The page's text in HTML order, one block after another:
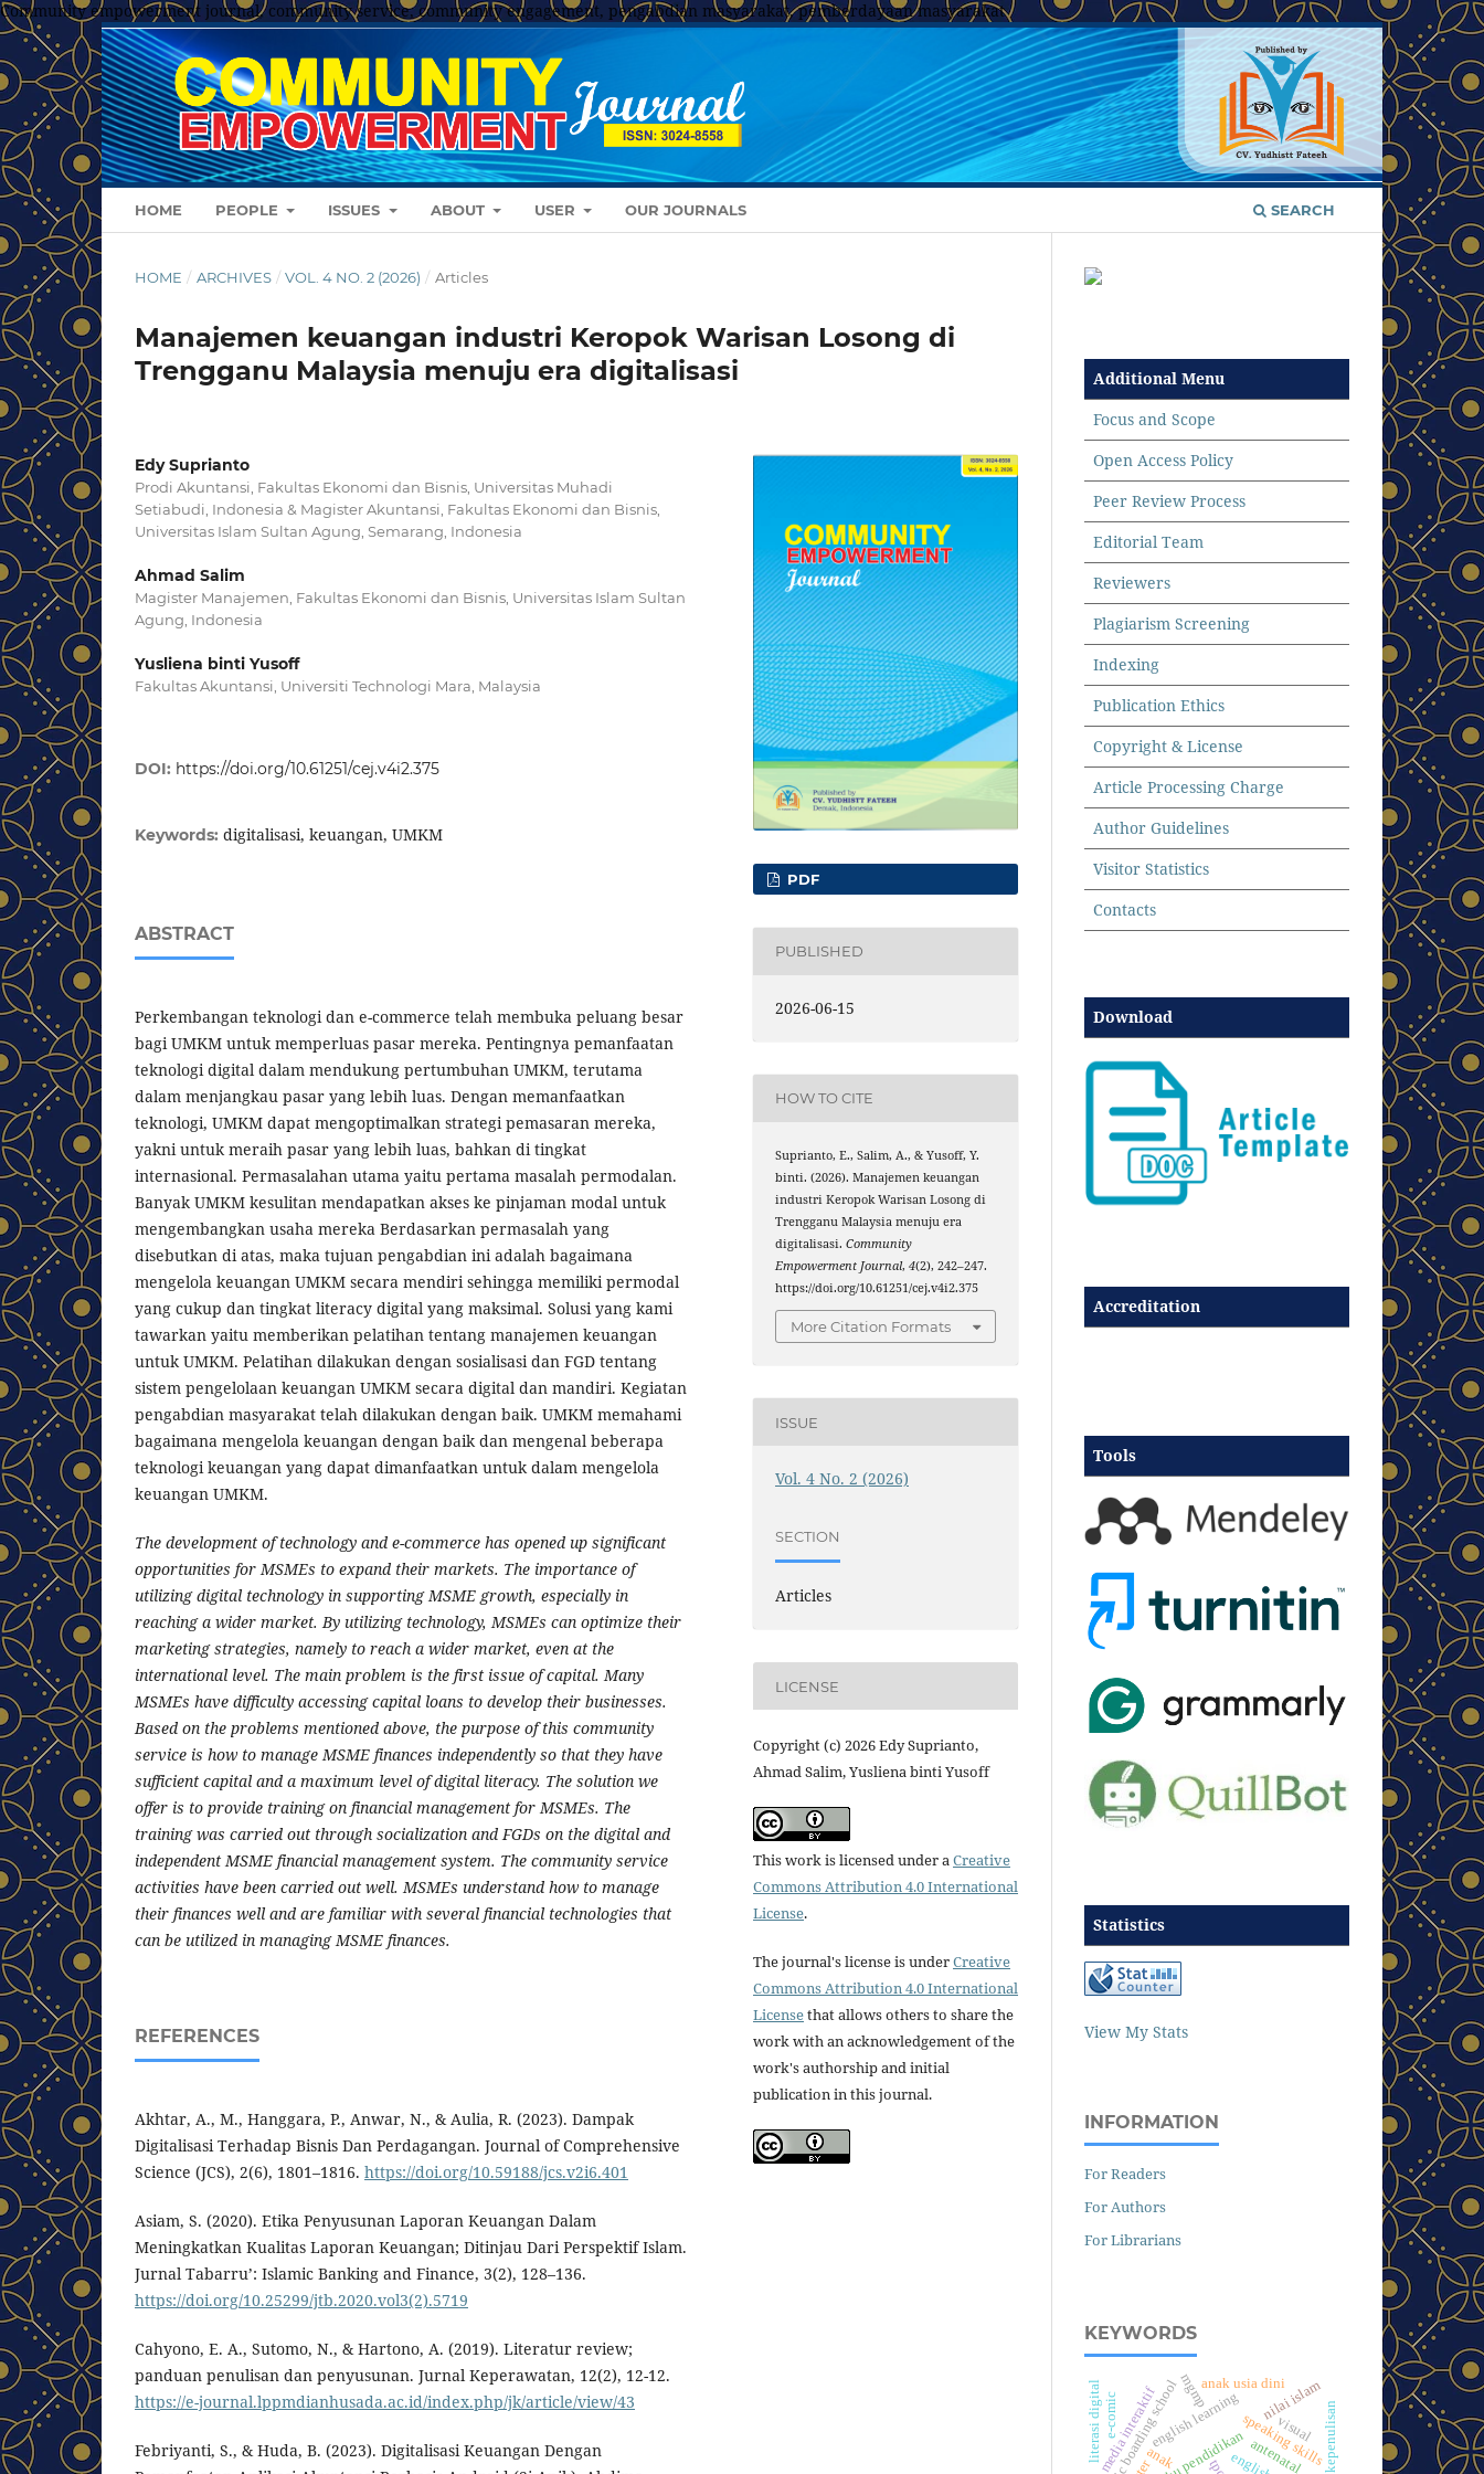
Community empowerment journal, community service, community engagement, pengabdian masyarakat, pemberdayaan masyarakat
HOME PEOPLE ISSUES ABOUT USER OUR JOURNALS SEARCH
HOME / ARCHIVES / VOL. 4 NO. 2 (2026) / Articles
Manajemen keuangan industri Keropok Warisan Losong di
Trengganu Malaysia menuju era digitalisasi
Edy Suprianto
Prodi Akuntansi, Fakultas Ekonomi dan Bisnis, Universitas Muhadi
Setiabudi, Indonesia & Magister Akuntansi, Fakultas Ekonomi dan Bisnis,
Universitas Islam Sultan Agung, Semarang, Indonesia
Ahmad Salim
Magister Manajemen, Fakultas Ekonomi dan Bisnis, Universitas Islam Sultan
Agung, Indonesia
Yusliena binti Yusoff
Fakultas Akuntansi, Universiti Technologi Mara, Malaysia
DOI: https://doi.org/10.61251/cej.v4i2.375
Keywords: digitalisasi, keuangan, UMKM
ABSTRACT
Perkembangan teknologi dan e-commerce telah membuka peluang besar
bagi UMKM untuk memperluas pasar mereka. Pentingnya pemanfaatan
teknologi digital dalam mendukung pertumbuhan UMKM, terutama
dalam menjangkau pasar yang lebih luas. Dengan memanfaatkan
teknologi, UMKM dapat mengoptimalkan strategi pemasaran mereka,
yakni untuk meraih pasar yang lebih luas, bahkan di tingkat
internasional. Permasalahan utama yaitu pertama masalah permodalan.
Banyak UMKM kesulitan mendapatkan akses ke pinjaman modal untuk
mengembangkan usaha mereka Berdasarkan permasalah yang
disebutkan di atas, maka tujuan pengabdian ini adalah bagaimana
mengelola keuangan UMKM secara mendiri sehingga memiliki permodal
yang cukup dan tingkat literacy digital yang maksimal. Solusi yang kami
tawarkan yaitu memberikan pelatihan tentang manajemen keuangan
untuk UMKM. Pelatihan dilakukan dengan sosialisasi dan FGD tentang
sistem pengelolaan keuangan UMKM secara digital dan mandiri. Kegiatan
pengabdian masyarakat telah dilakukan dengan baik. UMKM memahami
bagaimana mengelola keuangan dengan baik dan mengenal beberapa
teknologi keuangan yang dapat dimanfaatkan untuk dalam mengelola
keuangan UMKM.
The development of technology and e-commerce has opened up significant
opportunities for MSMEs to expand their markets. The importance of
utilizing digital technology in supporting MSME growth, especially in
reaching a wider market. By utilizing technology, MSMEs can optimize their
marketing strategies, namely to reach a wider market, even at the
international level. The main problem is the first issue of capital. Many
MSMEs have difficulty accessing capital loans to develop their businesses.
Based on the problems mentioned above, the purpose of this community
service is how to manage MSME finances independently so that they have
sufficient capital and a maximum level of digital literacy. The solution we
offer is to provide training on financial management for MSMEs. The
training was carried out through socialization and FGDs on the digital and
independent MSME financial management system. The community service
activities have been carried out well. MSMEs understand how to manage
their finances well and are familiar with several financial technologies that
can be utilized in managing MSME finances.
REFERENCES
Akhtar, A., M., Hanggara, P., Anwar, N., & Aulia, R. (2023). Dampak
Digitalisasi Terhadap Bisnis Dan Perdagangan. Journal of Comprehensive
Science (JCS), 2(6), 1801–1816. https://doi.org/10.59188/jcs.v2i6.401
Asiam, S. (2020). Etika Penyusunan Laporan Keuangan Dalam
Meningkatkan Kualitas Laporan Keuangan; Ditinjau Dari Perspektif Islam.
Jurnal Tabarru’: Islamic Banking and Finance, 3(2), 128–136.
https://doi.org/10.25299/jtb.2020.vol3(2).5719
Cahyono, E. A., Sutomo, N., & Hartono, A. (2019). Literatur review;
panduan penulisan dan penyusunan. Jurnal Keperawatan, 12(2), 12-12.
https://e-journal.lppmdianhusada.ac.id/index.php/jk/article/view/43
Febriyanti, S., & Huda, B. (2023). Digitalisasi Keuangan Dengan
PDF
PUBLISHED
2026-06-15
HOW TO CITE
Suprianto, E., Salim, A., & Yusoff, Y.
binti. (2026). Manajemen keuangan
industri Keropok Warisan Losong di
Trengganu Malaysia menuju era
digitalisasi.Community
Empowerment Journal,4(2), 242–247.
https://doi.org/10.61251/cej.v4i2.375
More Citation Formats
ISSUE
Vol. 4 No. 2 (2026)
SECTION
Articles
LICENSE
Copyright (c) 2026 Edy Suprianto,
Ahmad Salim, Yusliena binti Yusoff
This work is licensed under aCreative
Commons Attribution 4.0 International
License.
The journal's license is underCreative
Commons Attribution 4.0 International
Licensethat allows others to share the
work with an acknowledgement of the
work's authorship and initial
publication in this journal.
Additional Menu
Focus and Scope
Open Access Policy
Peer Review Process
Editorial Team
Reviewers
Plagiarism Screening
Indexing
Publication Ethics
Copyright & License
Article Processing Charge
Author Guidelines
Visitor Statistics
Contacts
Download
Accreditation
Tools
Statistics
View My Stats
INFORMATION
For Readers
For Authors
For Librarians
KEYWORDS
english learning
islamic boarding school speaking skills
buku pendidikan
mgmpanak usia dini
media interaktif
e-comic
anak
literasi digital nilai islam
antenatal
visual